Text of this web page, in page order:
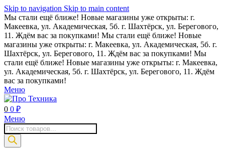
Skip to navigation Skip to main content
Мы стали ещё ближе! Новые магазины уже открыты: г.
Макеевка, ул. Академическая, 5б. г. Шахтёрск, ул. Берегового,
11. Ждём вас за покупками! Мы стали ещё ближе! Новые
магазины уже открыты: г. Макеевка, ул. Академическая, 5б. г.
Шахтёрск, ул. Берегового, 11. Ждём вас за покупками! Мы
стали ещё ближе! Новые магазины уже открыты: г. Макеевка,
ул. Академическая, 5б. г. Шахтёрск, ул. Берегового, 11. Ждём
вас за покупками!
Меню
0 0 ₽
Меню
Поиск
товаров